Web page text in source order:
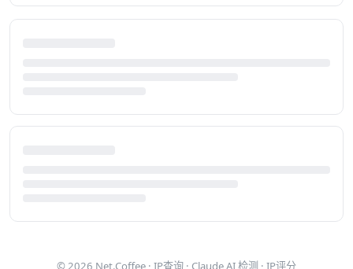
© 2026 Net.Coffee · IP查询 · Claude AI 检测 · IP评分